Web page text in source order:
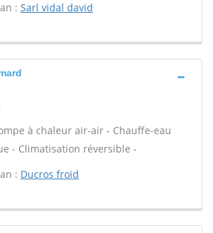
: Sarl vidal david
à chaleur air-air - Chauffe-eau
- Climatisation réversible -
: Ducros froid